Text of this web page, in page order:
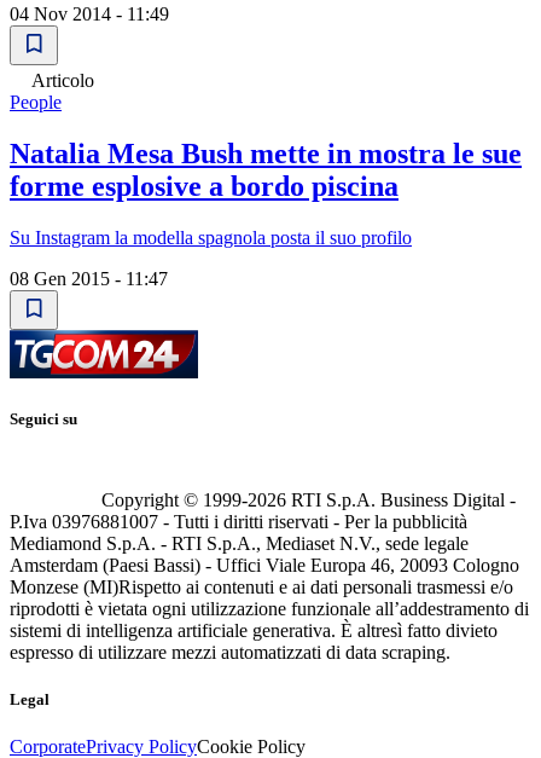
04 Nov 2014 - 11:49
Articolo
People
Natalia Mesa Bush mette in mostra le sue
forme esplosive a bordo piscina
Su Instagram la modella spagnola posta il suo profilo
08 Gen 2015 - 11:47
Seguici su
Copyright © 1999-2026 RTI S.p.A. Business Digital -
P.Iva 03976881007 - Tutti i diritti riservati - Per la pubblicità
Mediamond S.p.A. - RTI S.p.A., Mediaset N.V., sede legale
Amsterdam (Paesi Bassi) - Uffici Viale Europa 46, 20093 Cologno
Monzese (MI)Rispetto ai contenuti e ai dati personali trasmessi e/o
riprodotti è vietata ogni utilizzazione funzionale all’addestramento di
sistemi di intelligenza artificiale generativa. È altresì fatto divieto
espresso di utilizzare mezzi automatizzati di data scraping.
Legal
CorporatePrivacy PolicyCookie Policy